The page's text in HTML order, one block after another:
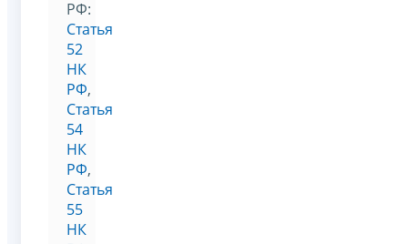
РФ:
Статья
52
НК
РФ,
Статья
54
НК
РФ,
Статья
55
НК